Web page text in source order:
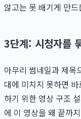
않고는 못 배기게 만
3단계: 시청자를
아무리 썸네일과 제목
대에 미치지 못하면
하기 위한 영상 구조
에 이 영상을 왜 끝까